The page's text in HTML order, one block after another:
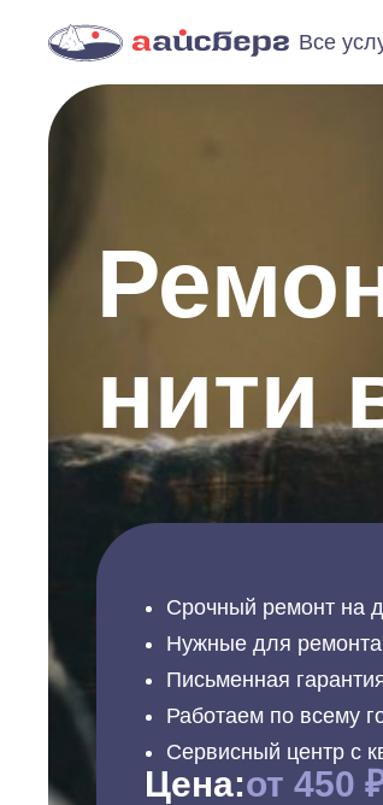
Все
нити
Срочный ремонт на
Нужные для ремонта
Письменная
Работаем по всему
Сервисный центр с
Цена:от 450